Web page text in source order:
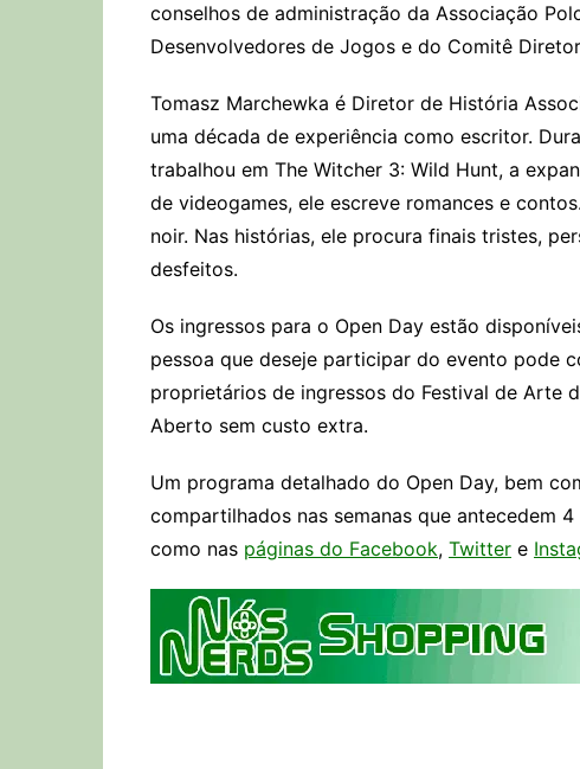
conselhos de administração da Associação
Desenvolvedores de Jogos e do Comitê
Tomasz Marchewka é Diretor de História
uma década de experiência como escritor.
trabalhou em The Witcher 3: Wild Hunt, a
de videogames, ele escreve romances e
noir. Nas histórias, ele procura finais tristes,
desfeitos.
Os ingressos para o Open Day estão
pessoa que deseje participar do evento pode
proprietários de ingressos do Festival de Arte
Aberto sem custo extra.
Um programa detalhado do Open Day, bem
compartilhados nas semanas que antecedem
como nas páginas do Facebook, Twitter e